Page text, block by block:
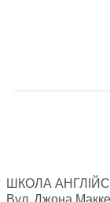
ШКОЛА